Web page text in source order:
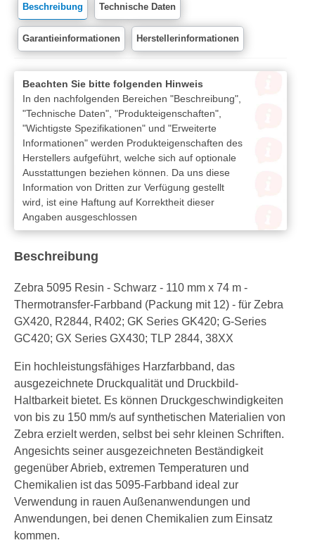
Beschreibung Technische Daten
Garantieinformationen Herstellerinformationen
Beachten Sie bitte folgenden Hinweis
In den nachfolgenden Bereichen "Beschreibung",
"Technische Daten", "Produkteigenschaften",
"Wichtigste Spezifikationen" und "Erweiterte
Informationen" werden Produkteigenschaften des
Herstellers aufgeführt, welche sich auf optionale
Ausstattungen beziehen können. Da uns diese
Information von Dritten zur Verfügung gestellt
wird, ist eine Haftung auf Korrektheit dieser
Angaben ausgeschlossen
Beschreibung
Zebra 5095 Resin - Schwarz - 110 mm x 74 m -
Thermotransfer-Farbband (Packung mit 12) - für Zebra
GX420, R2844, R402; GK Series GK420; G-Series
GC420; GX Series GX430; TLP 2844, 38XX
Ein hochleistungsfähiges Harzfarbband, das
ausgezeichnete Druckqualität und Druckbild-
Haltbarkeit bietet. Es können Druckgeschwindigkeiten
von bis zu 150 mm/s auf synthetischen Materialien von
Zebra erzielt werden, selbst bei sehr kleinen Schriften.
Angesichts seiner ausgezeichneten Beständigkeit
gegenüber Abrieb, extremen Temperaturen und
Chemikalien ist das 5095-Farbband ideal zur
Verwendung in rauen Außenanwendungen und
Anwendungen, bei denen Chemikalien zum Einsatz
kommen.